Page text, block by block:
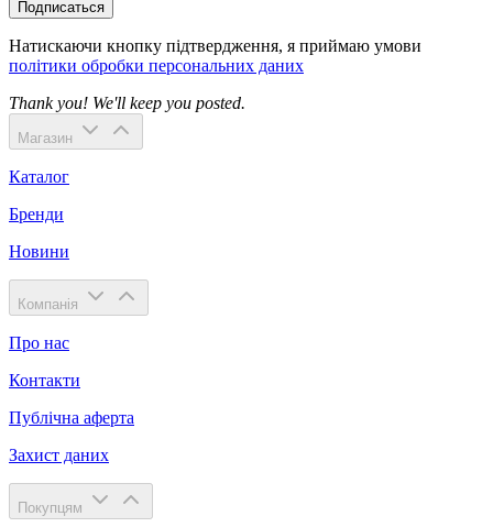
Подписаться
Натискаючи кнопку підтвердження, я приймаю умови
політики обробки персональних даних
Thank you! We'll keep you posted.
Магазин
Каталог
Бренди
Новини
Компанія
Про нас
Контакти
Публічна аферта
Захист даних
Покупцям